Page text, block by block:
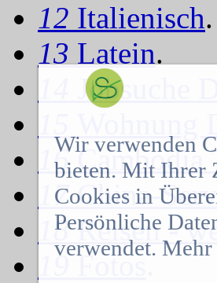
12 Italienisch.
13 Latein.
Jobsuche
16Cambodia
17China-
18Reisen -
19Fotos.
Wir verwenden
bieten. Mit Ihrer
Cookies in
Persönliche
verwendet. Mehr